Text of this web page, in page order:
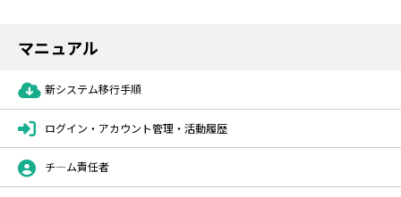
マニュアル
新システム移行手順
ログイン・アカウント管理・活動履歴
チ―ム責任者